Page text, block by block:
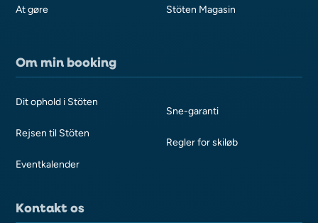
At gøre Stöten Magasin
Om min booking
Dit ophold i Stöten
Rejsen til Stöten
Eventkalender
Sne-garanti
Regler for skiløb
Kontakt os